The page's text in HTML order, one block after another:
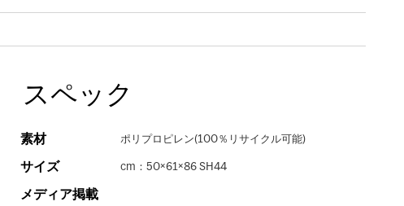
スペック
素材 ポリプロピレン(100％リサイクル可能)
サイズ cm：50×61×86 SH44
メディア掲載